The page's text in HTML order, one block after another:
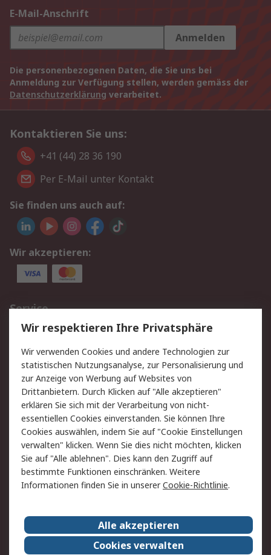
E-Mail-Anschrift
Anmelden
Die personenbezogenen Daten, die Sie uns bei
Anmeldung zur Verfügung stellen, werden gemäss der
Datenschutzerklärung verarbeitet.
Kontaktieren Sie uns:
+41 (44) 28 36 190
Per E-Mail unter Kontakt
Sie finden uns auch auf:
Wir akzeptieren:
Service
Value Added Services
Lieferlösungen
Rücksendungen
Kontakt
Hilfe
Rechtliches
AGB
Datenschutz
Cookie-Richtlinie
Zahlungsbedingungen
Copyright/Impressum
Über RS
Karriere bei RS
Nachhaltigkeit
Qualität/Umwelt/ZertifikatePresse-Center
Wir respektieren Ihre Privatsphäre
Wir verwenden Cookies und andere Technologien zur
statistischen Nutzungsanalyse, zur Personalisierung und
zur Anzeige von Werbung auf Websites von
Drittanbietern. Durch Klicken auf "Alle akzeptieren"
erklären Sie sich mit der Verarbeitung von nicht-
essentiellen Cookies einverstanden. Sie können Ihre
Cookies auswählen, indem Sie auf "Cookie Einstellungen
verwalten" klicken. Wenn Sie dies nicht möchten, klicken
Sie auf "Alle ablehnen". Dies kann den Zugriff auf
bestimmte Funktionen einschränken. Weitere
Informationen finden Sie in unsererCookie-Richtlinie.
Alle akzeptieren
Cookies verwalten